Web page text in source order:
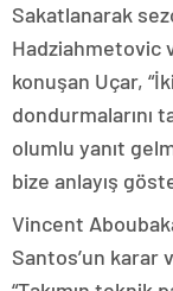
Sakatlanarak
Hadziahmetovic
konuşan Uçar,
dondurmalarını
olumlu yanıt
bize anlayış
Vincent
Santos’un karar